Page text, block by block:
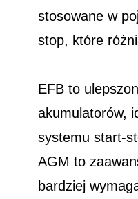
stosowane w
stop, które
EFB to
akumulatorów,
systemu start-
AGM to
bardziej